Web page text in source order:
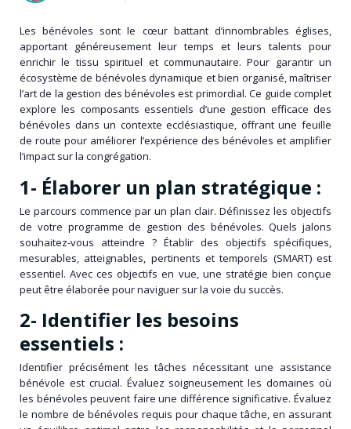
Les bénévoles sont le cœur battant d’innombrables églises,
apportant généreusement leur temps et leurs talents pour
enrichir le tissu spirituel et communautaire. Pour garantir un
écosystème de bénévoles dynamique et bien organisé, maîtriser
l’art de la gestion des bénévoles est primordial. Ce guide complet
explore les composants essentiels d’une gestion efficace des
bénévoles dans un contexte ecclésiastique, offrant une feuille
de route pour améliorer l’expérience des bénévoles et amplifier
l’impact sur la congrégation.
1- Élaborer un plan stratégique :
Le parcours commence par un plan clair. Définissez les objectifs
de votre programme de gestion des bénévoles. Quels jalons
souhaitez-vous atteindre ? Établir des objectifs spécifiques,
mesurables, atteignables, pertinents et temporels (SMART) est
essentiel. Avec ces objectifs en vue, une stratégie bien conçue
peut être élaborée pour naviguer sur la voie du succès.
2- Identifier les besoins
essentiels :
Identifier précisément les tâches nécessitant une assistance
bénévole est crucial. Évaluez soigneusement les domaines où
les bénévoles peuvent faire une différence significative. Évaluez
le nombre de bénévoles requis pour chaque tâche, en assurant